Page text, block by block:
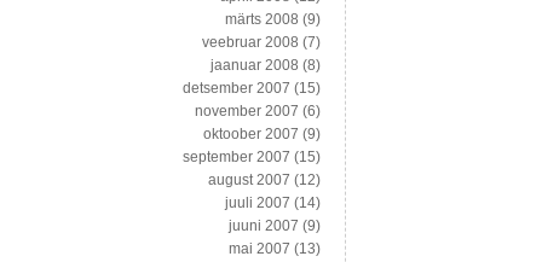
märts 2008 (9)
veebruar 2008 (7)
jaanuar 2008 (8)
detsember 2007 (15)
november 2007 (6)
oktoober 2007 (9)
september 2007 (15)
august 2007 (12)
juuli 2007 (14)
juuni 2007 (9)
mai 2007 (13)